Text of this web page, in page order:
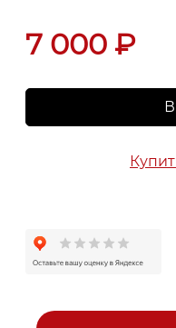
7 000 ₽